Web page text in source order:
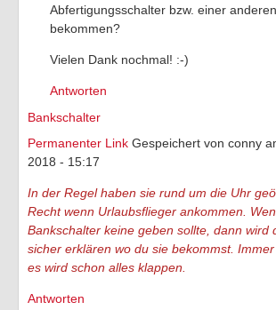
Abfertigungsschalter bzw. einer
bekommen?
Vielen Dank nochmal! :-)
Antworten
Bankschalter
Permanenter Link Gespeichert von conny
2018 - 15:17
In der Regel haben sie rund um die Uhr
Recht wenn Urlaubsflieger ankommen.
Bankschalter keine geben sollte, dann wird
sicher erklären wo du sie bekommst.
es wird schon alles klappen.
Antworten